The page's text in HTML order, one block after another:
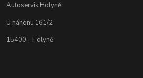
Autoservis Holyně
U náhonu 161/2
15400 - Holyně